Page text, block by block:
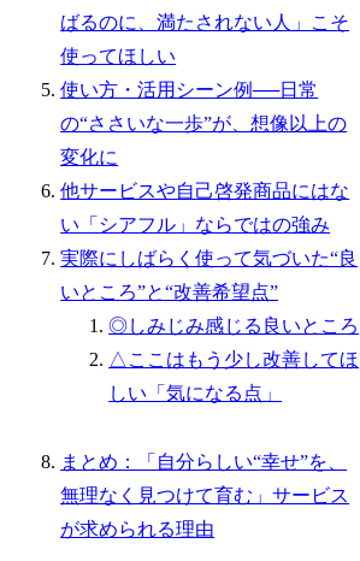
ばるのに、満たされない人」こそ
使ってほしい
使い方・活用シーン例──日常
の“ささいな一歩”が、想像以上の
変化に
他サービスや自己啓発商品にはな
い「シアフル」ならではの強み
実際にしばらく使って気づいた“良
いところ”と“改善希望点”
◎しみじみ感じる良いところ
△ここはもう少し改善してほ
しい「気になる点」
まとめ：「自分らしい“幸せ”を、
無理なく見つけて育む」サービス
が求められる理由